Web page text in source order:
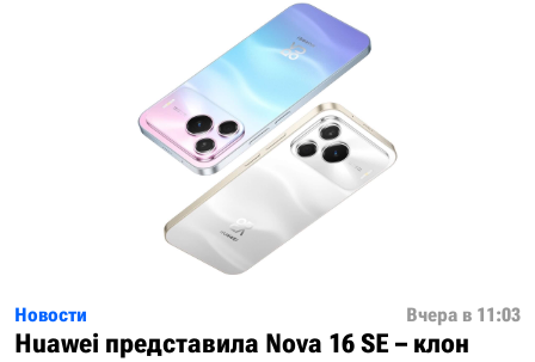
Новости Вчера в 11:03
Huawei представила Nova 16 SE – клон